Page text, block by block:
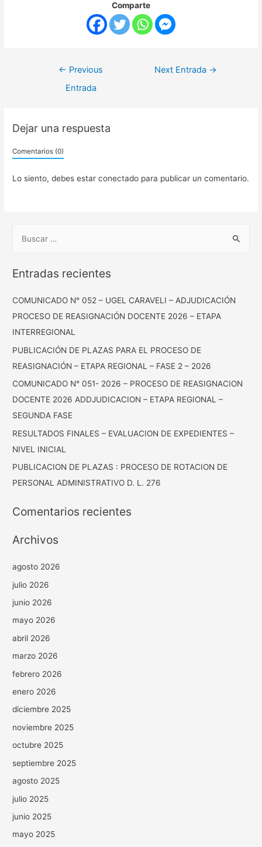
Comparte
Navegación
← Previous
Entrada
Next Entrada →
Dejar una respuesta
Comentarios (0)
Lo siento, debes estarconectado para publicar un comentario.
c
Entradas recientes
COMUNICADO N° 052 – UGEL CARAVELI – ADJUDICACIÓN
PROCESO DE REASIGNACIÓN DOCENTE 2026 – ETAPA
INTERREGIONAL
PUBLICACIÓN DE PLAZAS PARA EL PROCESO DE
REASIGNACIÓN – ETAPA REGIONAL – FASE 2 – 2026
COMUNICADO N° 051- 2026 – PROCESO DE REASIGNACION
DOCENTE 2026 ADDJUDICACION – ETAPA REGIONAL –
SEGUNDA FASE
RESULTADOS FINALES – EVALUACION DE EXPEDIENTES –
NIVEL INICIAL
PUBLICACION DE PLAZAS : PROCESO DE ROTACION DE
PERSONAL ADMINISTRATIVO D. L. 276
Comentarios recientes
Archivos
agosto 2026
julio 2026
junio 2026
mayo 2026
abril 2026
marzo 2026
febrero 2026
enero 2026
diciembre 2025
noviembre 2025
octubre 2025
septiembre 2025
agosto 2025
julio 2025
junio 2025
mayo 2025